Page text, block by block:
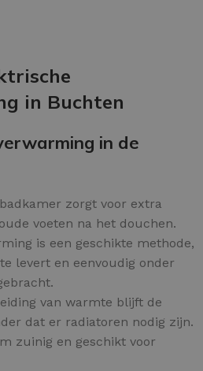
in Buchten
in de
zorgt voor extra
voeten na het douchen.
is een geschikte methode,
levert en eenvoudig onder
van warmte blijft de
dat er radiatoren nodig zijn.
zuinig en geschikt voor